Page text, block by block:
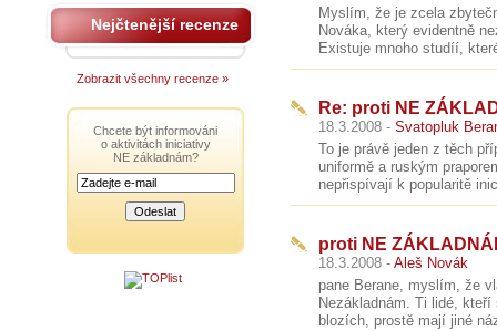
Myslím, že je zcela
Nováka, který evidentně
Existuje mnoho studíí,
Re: proti NE
18.3.2008 - Svatopluk
To je právě jeden z těch
uniformě a ruským
nepřispívají k popularitě
proti NE
18.3.2008 - Aleš Novák
pane Berane, myslím, že
Nezákladnám. Ti lidé,
blozích, prostě mají jiné
Nejčtenější recenze
Zobrazit všechny recenze »
Chcete být informováni
o aktivitách iniciativy
NE základnám?